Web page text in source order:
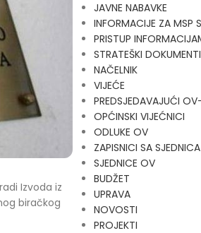
Izvoda iz
biračkog
JAVNE NABAVKE
INFORMACIJE ZA MSP
PRISTUP
STRATEŠKI DOKUMENTI
NAČELNIK
VIJEĆE
PREDSJEDAVAJUĆI
OPĆINSKI VIJEĆNICI
ODLUKE OV
ZAPISNICI SA SJEDNICA
SJEDNICE OV
BUDŽET
UPRAVA
NOVOSTI
PROJEKTI